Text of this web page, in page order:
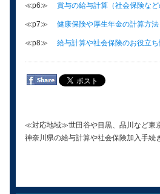
≪p6≫ 賞与の給与計算（社会保険など
≪p7≫ 健康保険や厚生年金の計算方法
≪p8≫ 給与計算や社会保険のお役立
≪対応地域≫世田谷や目黒、品川など東
神奈川県の給与計算や社会保険加入手続